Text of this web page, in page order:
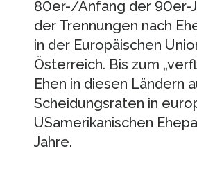
80er-/Anfang der 90er-
der Trennungen nach
in der Europäischen
Österreich. Bis zum
Ehen in diesen Ländern
Scheidungsraten in
USamerikanischen
Jahre.